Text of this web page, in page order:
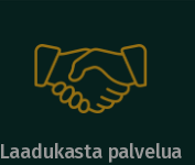
Laadukasta palvelua